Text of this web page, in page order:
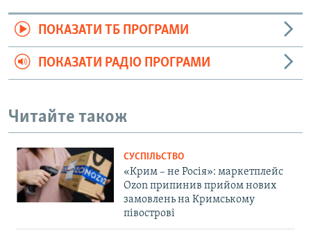
ПОКАЗАТИ ТБ ПРОГРАМИ
ПОКАЗАТИ РАДІО ПРОГРАМИ
Читайте також
СУСПІЛЬСТВО
«Крим – не Росія»: маркетплейс
Ozon припинив прийом нових
замовлень на Кримському
півострові